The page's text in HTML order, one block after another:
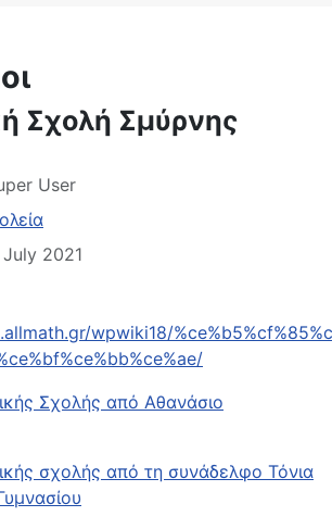
Σχολή Σμύρνης
User
2021
wpwiki18/
Σχολής από Αθανάσιο
σχολής από τη συνάδελφο Τόνια